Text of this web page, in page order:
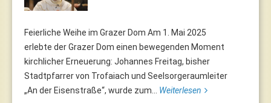
Feierliche Weihe im Grazer Dom Am 1. Mai 2025
erlebte der Grazer Dom einen bewegenden Moment
kirchlicher Erneuerung: Johannes Freitag, bisher
Stadtpfarrer von Trofaiach und Seelsorgeraumleiter
„An der Eisenstraße“, wurde zum... Weiterlesen